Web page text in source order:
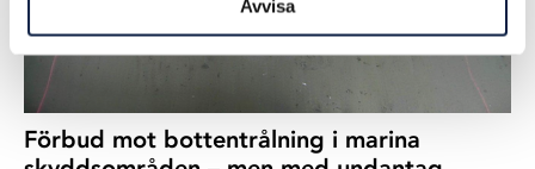
Avvisa
Förbud mot bottentrålning i marina